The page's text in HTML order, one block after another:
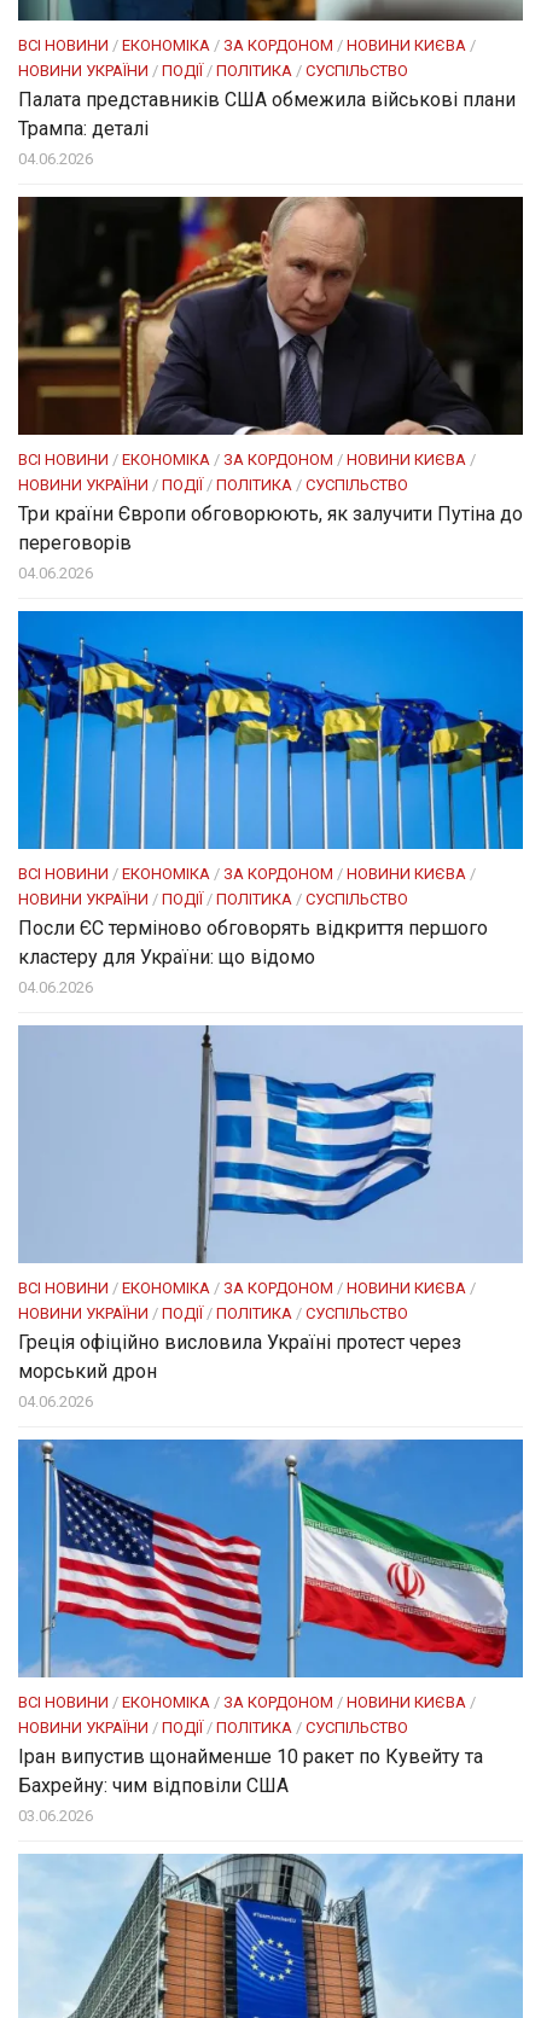
ВСІ НОВИНИ / ЕКОНОМІКА / ЗА КОРДОНОМ / НОВИНИ КИЄВА /
НОВИНИ УКРАЇНИ / ПОДІЇ / ПОЛІТИКА / СУСПІЛЬСТВО
Палата представників США обмежила військові плани
Трампа: деталі
04.06.2026
ВСІ НОВИНИ / ЕКОНОМІКА / ЗА КОРДОНОМ / НОВИНИ КИЄВА /
НОВИНИ УКРАЇНИ / ПОДІЇ / ПОЛІТИКА / СУСПІЛЬСТВО
Три країни Європи обговорюють, як залучити Путіна до
переговорів
04.06.2026
ВСІ НОВИНИ / ЕКОНОМІКА / ЗА КОРДОНОМ / НОВИНИ КИЄВА /
НОВИНИ УКРАЇНИ / ПОДІЇ/ ПОЛІТИКА / СУСПІЛЬСТВО
Посли ЄC терміново обговорять відкриття першого
кластеру для України: що відомо
04.06.2026
ВСІ НОВИНИ / ЕКОНОМІКА / ЗА КОРДОНОМ / НОВИНИ КИЄВА /
НОВИНИ УКРАЇНИ / ПОДІЇ/ ПОЛІТИКА / СУСПІЛЬСТВО
Греція офіційно висловила Україні протест через
морський дрон
04.06.2026
ВСІ НОВИНИ / ЕКОНОМІКА / ЗА КОРДОНОМ / НОВИНИ КИЄВА /
НОВИНИ УКРАЇНИ / ПОДІЇ/ ПОЛІТИКА / СУСПІЛЬСТВО
Іран випустив щонайменше 10 ракет по Кувейту та
Бахрейну: чим відповіли США
03.06.2026